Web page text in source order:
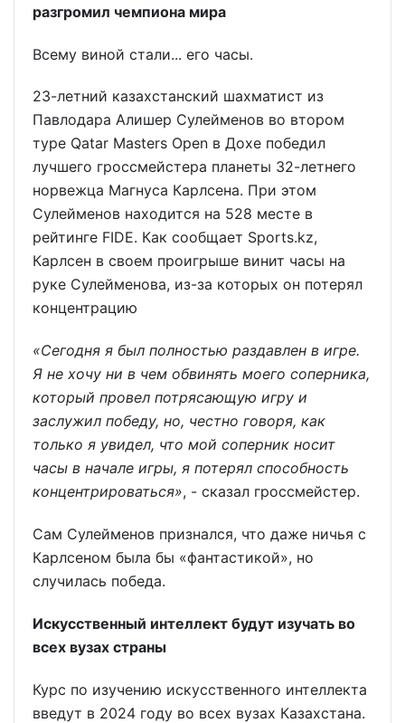
разгромил чемпиона мира
Всему виной стали... его часы.
23-летний казахстанский шахматист из
Павлодара Алишер Сулейменов во втором
туре Qatar Masters Open в Дохе победил
лучшего гроссмейстера планеты 32-летнего
норвежца Магнуса Карлсена. При этом
Сулейменов находится на 528 месте в
рейтинге FIDE. Как сообщает Sports.kz,
Карлсен в своем проигрыше винит часы на
руке Сулейменова, из-за которых он потерял
концентрацию
«Сегодня я был полностью раздавлен в игре.
Я не хочу ни в чем обвинять моего соперника,
который провел потрясающую игру и
заслужил победу, но, честно говоря, как
только я увидел, что мой соперник носит
часы в начале игры, я потерял способность
концентрироваться», - сказал гроссмейстер.
Сам Сулейменов признался, что даже ничья с
Карлсеном была бы «фантастикой», но
случилась победа.
Искусственный интеллект будут изучать во
всех вузах страны
Курс по изучению искусственного интеллекта
введут в 2024 году во всех вузах Казахстана.